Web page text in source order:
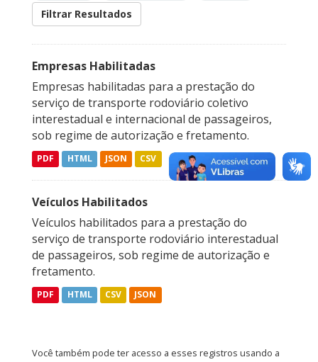
Filtrar Resultados
Empresas Habilitadas
Empresas habilitadas para a prestação do
serviço de transporte rodoviário coletivo
interestadual e internacional de passageiros,
sob regime de autorização e fretamento.
PDF HTML JSON CSV
Veículos Habilitados
Veículos habilitados para a prestação do
serviço de transporte rodoviário interestadual
de passageiros, sob regime de autorização e
fretamento.
PDF HTML CSV JSON
Você também pode ter acesso a esses registros usando a